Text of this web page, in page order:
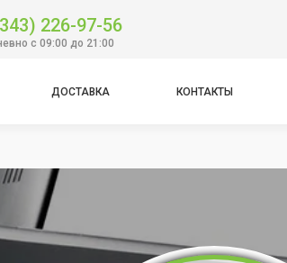
226-97-56
с 09:00 до 21:00
ДОСТАВКА КОНТАКТЫ